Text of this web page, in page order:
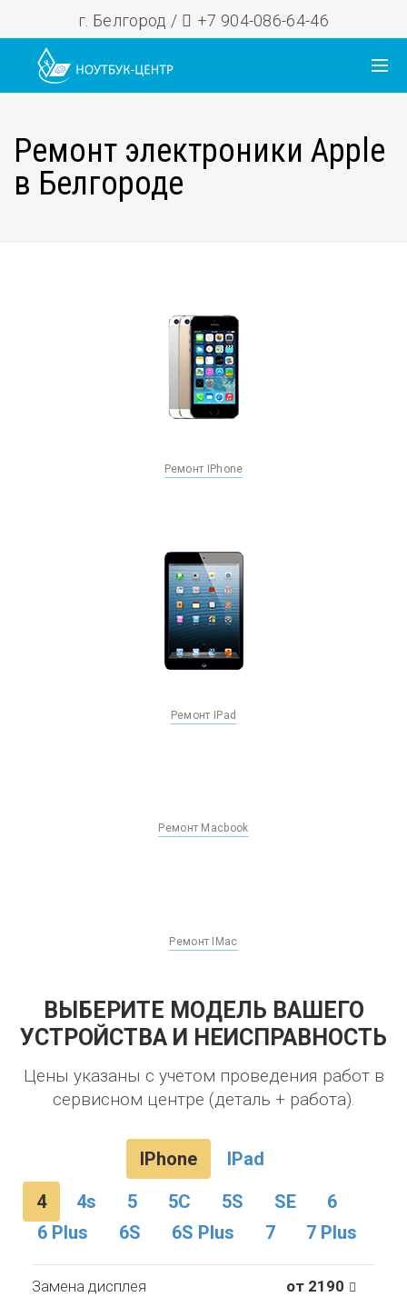
г. Белгород / +7 904-086-64-46
Ремонт электроники Apple
в Белгороде
Ремонт IPhone
Ремонт IPad
Ремонт Macbook
Ремонт IMac
ВЫБЕРИТЕ МОДЕЛЬ ВАШЕГО
УСТРОЙСТВА И НЕИСПРАВНОСТЬ
Цены указаны с учетом проведения работ в
сервисном центре (деталь + работа).
IPhone
IPad
4
4s 5 5C 5S SE
6
6 Plus
6S 6S Plus 7 7 Plus
Замена дисплея от 2190